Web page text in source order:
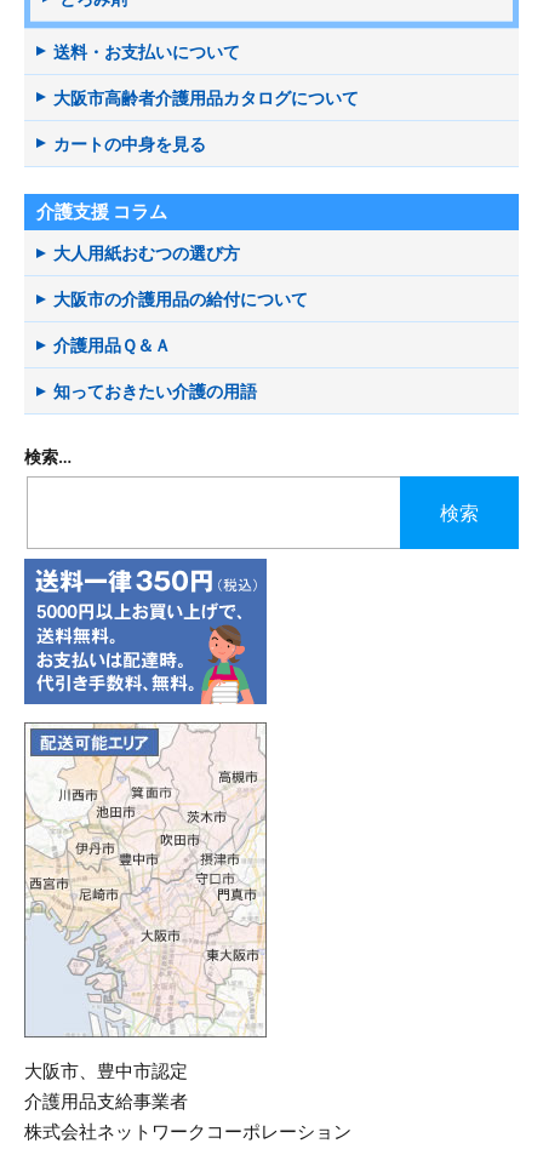
送料・お支払いについて
大阪市高齢者介護用品カタログについて
カートの中身を見る
介護支援 コラム
大人用紙おむつの選び方
大阪市の介護用品の給付について
介護用品Ｑ＆Ａ
知っておきたい介護の用語
検索…
大阪市、豊中市認定
介護用品支給事業者
株式会社ネットワークコーポレーション